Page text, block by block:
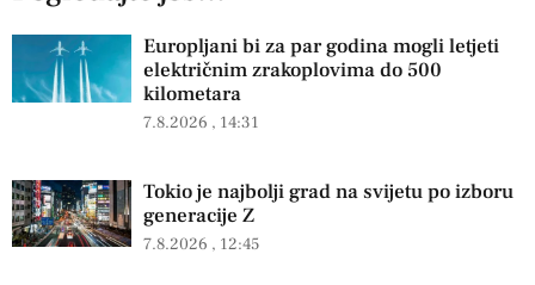
Europljani bi za par godina mogli letjeti
električnim zrakoplovima do 500
kilometara
7.8.2026 14:31
Tokio je najbolji grad na svijetu po izboru
generacije Z
7.8.2026 12:45